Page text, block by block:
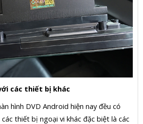
các thiết bị khác
hình DVD Android hiện nay đều có
thiết bị ngoại vi khác đặc biệt là các